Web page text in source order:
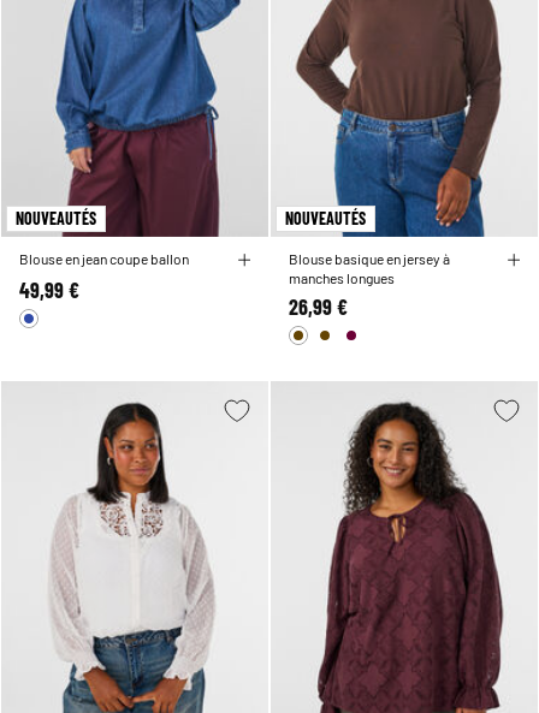
NOUVEAUTÉS
Blouse en jean coupe ballon
49,99 €
NOUVEAUTÉS
Blouse basique en jersey à
manches longues
26,99 €